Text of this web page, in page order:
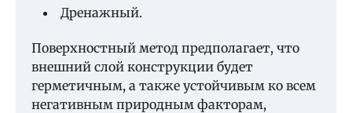
Дренажный.
Поверхностный метод предполагает, что
внешний слой конструкции будет
герметичным, а также устойчивым ко всем
негативным природным факторам,